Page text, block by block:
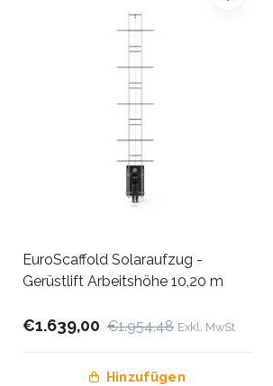
EuroScaffold Solaraufzug -
Gerüstlift Arbeitshöhe 10,20 m
€1.639,00 €1.954,48 Exkl. MwSt
Hinzufügen